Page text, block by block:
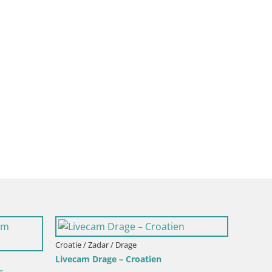
Croatie / Zadar / Povljana
Livecam Povljana – Pag